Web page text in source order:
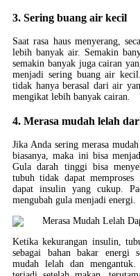
3. Sering buang air kecil
Saat rasa haus menyerang,
lebih banyak air. Semakin
semakin banyak juga cairan
menjadi sering buang air
tidak hanya berasal dari air
mengikat lebih banyak cairan.
4. Merasa mudah lelah
Jika Anda sering merasa
biasanya, maka ini bisa
Gula darah tinggi bisa
tubuh tidak dapat
dapat insulin yang cukup.
mengubah gula menjadi energi.
Ketika kekurangan insulin,
sebagai bahan bakar energi
mudah lelah dan